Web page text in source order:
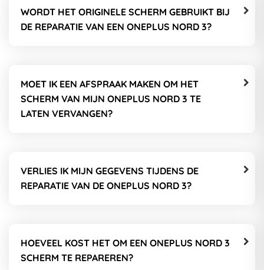
WORDT HET ORIGINELE SCHERM GEBRUIKT BIJ
DE REPARATIE VAN EEN ONEPLUS NORD 3?
MOET IK EEN AFSPRAAK MAKEN OM HET
SCHERM VAN MIJN ONEPLUS NORD 3 TE
LATEN VERVANGEN?
VERLIES IK MIJN GEGEVENS TIJDENS DE
REPARATIE VAN DE ONEPLUS NORD 3?
HOEVEEL KOST HET OM EEN ONEPLUS NORD 3
SCHERM TE REPAREREN?